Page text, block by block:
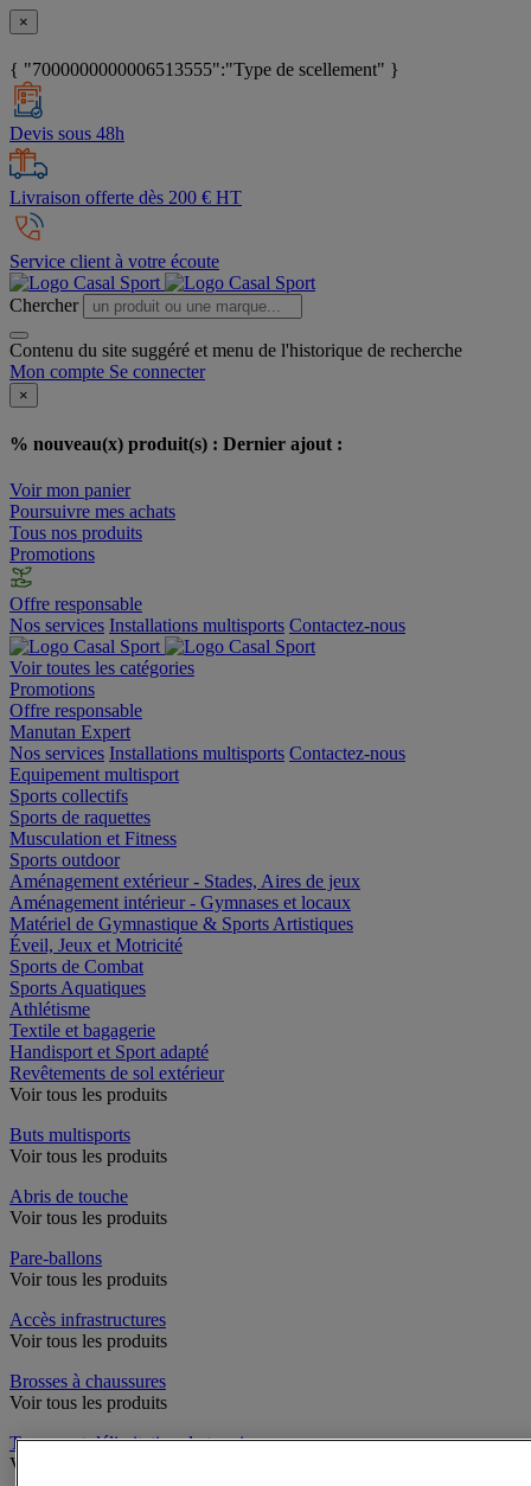
×
{ "7000000000006513555":"Type de scellement" }
Devis sous 48h
Livraison offerte dès 200 € HT
Service client à votre écoute
Chercher
Contenu du site suggéré et menu de l'historique de recherche
Mon compte Se connecter
×
% nouveau(x) produit(s) : Dernier ajout :
Voir mon panier
Poursuivre mes achats
Tous nos produits
Promotions
Offre responsable
Nos services Installations multisports Contactez-nous
Voir toutes les catégories
Promotions
Offre responsable
Manutan Expert
Nos services Installations multisports Contactez-nous
Equipement multisport
Sports collectifs
Sports de raquettes
Musculation et Fitness
Sports outdoor
Aménagement extérieur - Stades, Aires de jeux
Aménagement intérieur - Gymnases et locaux
Matériel de Gymnastique & Sports Artistiques
Éveil, Jeux et Motricité
Sports de Combat
Sports Aquatiques
Athlétisme
Textile et bagagerie
Handisport et Sport adapté
Revêtements de sol extérieur
Voir tous les produits
Buts multisports
Voir tous les produits
Abris de touche
Voir tous les produits
Pare-ballons
Voir tous les produits
Accès infrastructures
Voir tous les produits
Brosses à chaussures
Voir tous les produits
Traçage et délimitation de terrain
Voir tous les produits